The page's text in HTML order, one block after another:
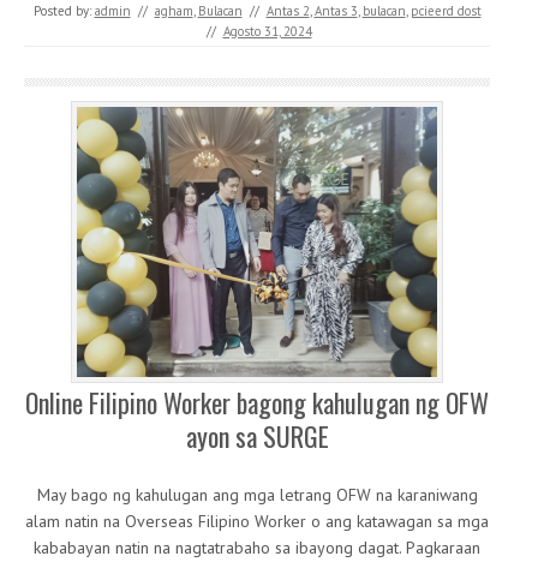
Posted by: admin // agham Bulacan // Antas 2 Antas 3 bulacan pcieerd dost
// Agosto 31, 2024
Online Filipino Worker bagong kahulugan ng OFW
ayon sa SURGE
May bago ng kahulugan ang mga letrang OFW na karaniwang
alam natin na Overseas Filipino Worker o ang katawagan sa mga
kababayan natin na nagtatrabaho sa ibayong dagat. Pagkaraan